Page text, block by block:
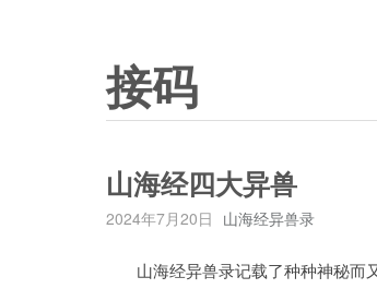
接码
山海经四大异兽
2024年7月20日 山海经异兽录
山海经异兽录记载了种种神秘而又